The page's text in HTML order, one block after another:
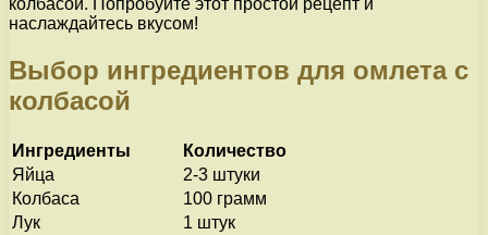
колбасой. Попробуйте этот простой рецепт и
наслаждайтесь вкусом!
Выбор ингредиентов для омлета с
колбасой
Ингредиенты
Количество
Яйца
2-3 штуки
Колбаса
100 грамм
Лук
1 штук